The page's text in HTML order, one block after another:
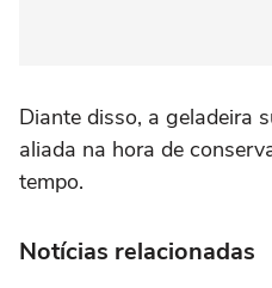
Diante disso, a geladeira
aliada na hora de
tempo.
Notícias relacionadas